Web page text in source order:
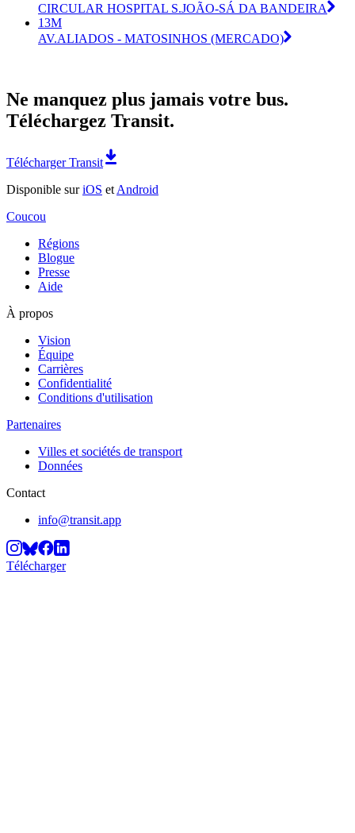
CIRCULAR HOSPITAL S.JOÃO-SÁ DA BANDEIRA
13M
AV.ALIADOS - MATOSINHOS (MERCADO)
Ne manquez plus jamais votre bus.
Téléchargez Transit.
Télécharger Transit
Disponible suriOS et Android
Coucou
Régions
Blogue
Presse
Aide
À propos
Vision
Équipe
Carrières
Confidentialité
Conditions d'utilisation
Partenaires
Villes et sociétés de transport
Données
Contact
info@transit.app
Télécharger